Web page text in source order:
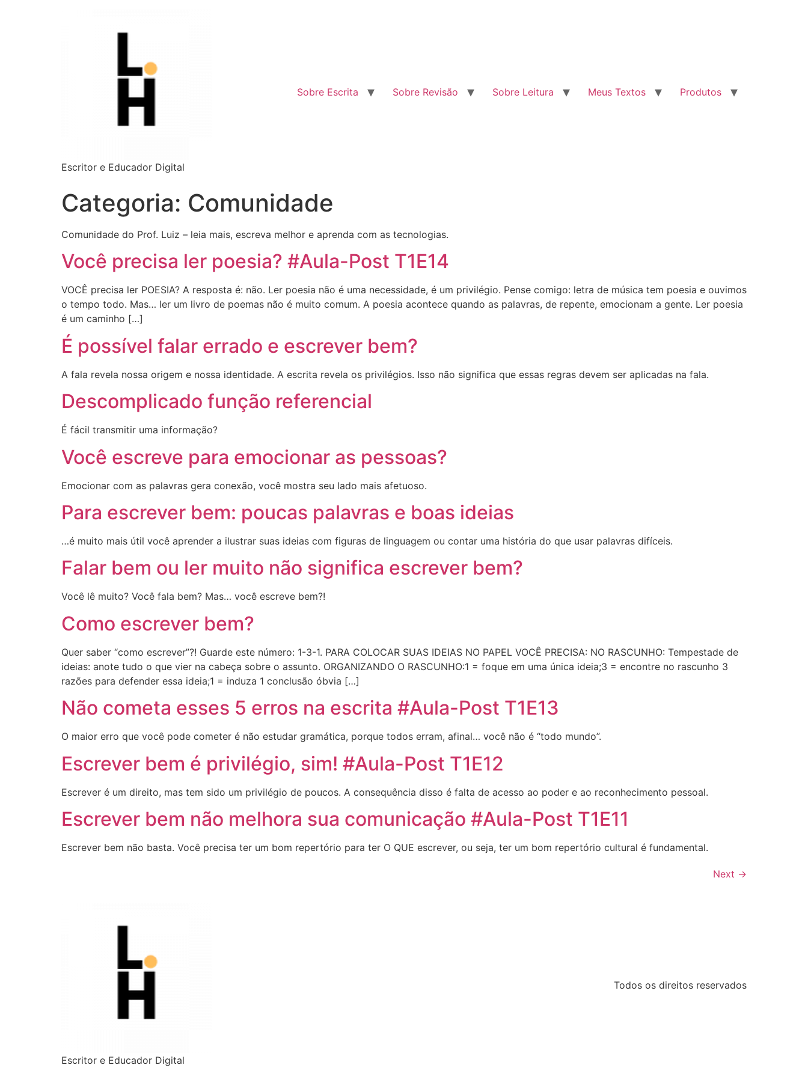
Escritor e Educador Digital
Sobre Escrita Sobre Revisão Sobre Leitura Meus Textos Produtos
Categoria: Comunidade
Comunidade do Prof. Luiz – leia mais, escreva melhor e aprenda com as tecnologias.
Você precisa ler poesia? #Aula-Post T1E14
VOCÊ precisa ler POESIA? A resposta é: não. Ler poesia não é uma necessidade, é um privilégio. Pense comigo: letra de música tem poesia e ouvimos
o tempo todo. Mas… ler um livro de poemas não é muito comum. A poesia acontece quando as palavras, de repente, emocionam a gente. Ler poesia
é um caminho […]
É possível falar errado e escrever bem?
A fala revela nossa origem e nossa identidade. A escrita revela os privilégios. Isso não significa que essas regras devem ser aplicadas na fala.
Descomplicado função referencial
É fácil transmitir uma informação?
Você escreve para emocionar as pessoas?
Emocionar com as palavras gera conexão, você mostra seu lado mais afetuoso.
Para escrever bem: poucas palavras e boas ideias
…é muito mais útil você aprender a ilustrar suas ideias com figuras de linguagem ou contar uma história do que usar palavras difíceis.
Falar bem ou ler muito não significa escrever bem?
Você lê muito? Você fala bem? Mas… você escreve bem?!
Como escrever bem?
Quer saber “como escrever”?! Guarde este número: 1-3-1. PARA COLOCAR SUAS IDEIAS NO PAPEL VOCÊ PRECISA: NO RASCUNHO: Tempestade de
ideias: anote tudo o que vier na cabeça sobre o assunto. ORGANIZANDO O RASCUNHO:1 = foque em uma única ideia;3 = encontre no rascunho 3
razões para defender essa ideia;1 = induza 1 conclusão óbvia […]
Não cometa esses 5 erros na escrita #Aula-Post T1E13
O maior erro que você pode cometer é não estudar gramática, porque todos erram, afinal… você não é “todo mundo”.
Escrever bem é privilégio, sim! #Aula-Post T1E12
Escrever é um direito, mas tem sido um privilégio de poucos. A consequência disso é falta de acesso ao poder e ao reconhecimento pessoal.
Escrever bem não melhora sua comunicação #Aula-Post T1E11
Escrever bem não basta. Você precisa ter um bom repertório para ter O QUE escrever, ou seja, ter um bom repertório cultural é fundamental.
Next →
Escritor e Educador Digital
Todos os direitos reservados